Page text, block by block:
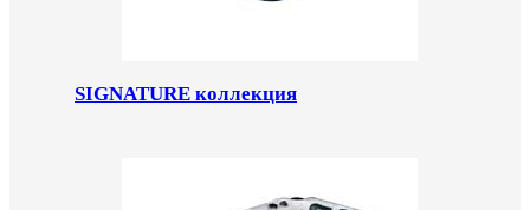
SIGNATURE коллекция